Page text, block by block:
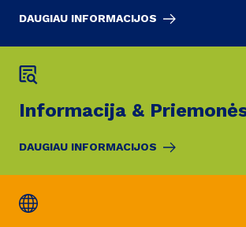
DAUGIAU INFORMACIJOS
Informacija &
DAUGIAU INFORMACIJOS